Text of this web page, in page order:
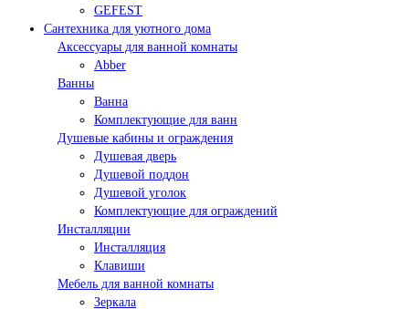
GEFEST
Сантехника для уютного дома
Аксессуары для ванной комнаты
Abber
Ванны
Ванна
Комплектующие для ванн
Душевые кабины и ограждения
Душевая дверь
Душевой поддон
Душевой уголок
Комплектующие для ограждений
Инсталляции
Инсталляция
Клавиши
Мебель для ванной комнаты
Зеркала